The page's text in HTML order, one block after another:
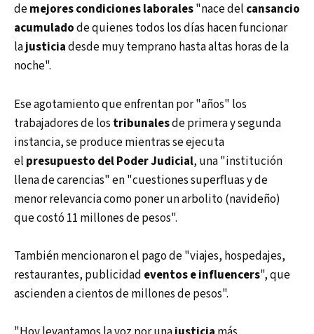
demejores condiciones laborales"nace del cansancio
acumuladode quienes todos los días hacen funcionar
lajusticiadesde muy temprano hasta altas horas de la
noche".
Ese agotamiento que enfrentan por "años" los
trabajadores de los tribunalesde primera y segunda
instancia, se produce mientras se ejecuta
el presupuesto del Poder Judicial, una "institución
llena de carencias" en "cuestiones superfluas y de
menor relevancia como poner un arbolito (navideño)
que costó 11 millones de pesos".
También mencionaron el pago de "viajes, hospedajes,
restaurantes, publicidad eventos e influencers", que
ascienden a cientos de millones de pesos".